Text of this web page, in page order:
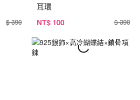
$ 390
耳環
NT$ 100 $ 390